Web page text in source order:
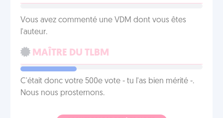
Vous avez commenté une VDM dont vous êtes
l'auteur.
MAÎTRE DU TLBM
C'était donc votre 500e vote - tu l'as bien mérité -.
Nous nous prosternons.